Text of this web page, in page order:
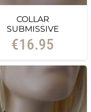
COLLAR
SUBMISSIVE
€16.95